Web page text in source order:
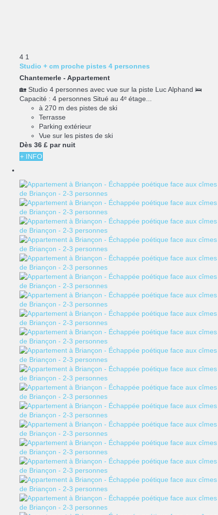
4 1
Studio + cm proche pistes 4 personnes
Chantemerle - Appartement
🏡 Studio 4 personnes avec vue sur la piste Luc Alphand 🛌
Capacité : 4 personnes Situé au 4ᵉ étage...
à 270 m des pistes de ski
Terrasse
Parking extérieur
Vue sur les pistes de ski
Dès 36 £ par nuit
+ INFO